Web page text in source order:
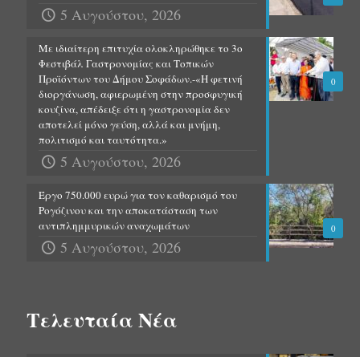
5 Αυγούστου, 2026
0
Με ιδιαίτερη επιτυχία ολοκληρώθηκε το 3ο
Φεστιβάλ Γαστρονομίας και Τοπικών
Προϊόντων του Δήμου Σοφάδων.-«Η φετινή
διοργάνωση, αφιερωμένη στην προσφυγική
κουζίνα, απέδειξε ότι η γαστρονομία δεν
αποτελεί μόνο γεύση, αλλά και μνήμη,
πολιτισμό και ταυτότητα.»
5 Αυγούστου, 2026
0
Έργο 750.000 ευρώ για τον καθαρισμό του
Ρογόζινου και την αποκατάσταση των
αντιπλημμυρικών αναχωμάτων
5 Αυγούστου, 2026
Τελευταία Νέα